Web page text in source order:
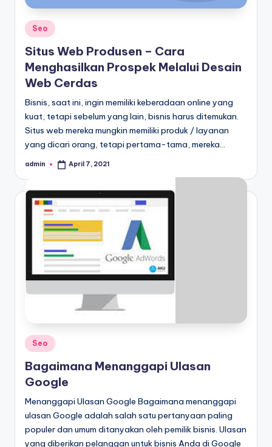
Posted
in
Seo
Situs Web Produsen – Cara
Menghasilkan Prospek Melalui Desain
Web Cerdas
Bisnis, saat ini, ingin memiliki keberadaan online yang
kuat, tetapi sebelum yang lain, bisnis harus ditemukan.
Situs web mereka mungkin memiliki produk / layanan
yang dicari orang, tetapi pertama-tama, mereka…
Posted
admin April 7, 2021
Posted
in
Seo
Bagaimana Menanggapi Ulasan
Google
Menanggapi Ulasan Google Bagaimana menanggapi
ulasan Google adalah salah satu pertanyaan paling
populer dan umum ditanyakan oleh pemilik bisnis. Ulasan
yang diberikan pelanggan untuk bisnis Anda di Google